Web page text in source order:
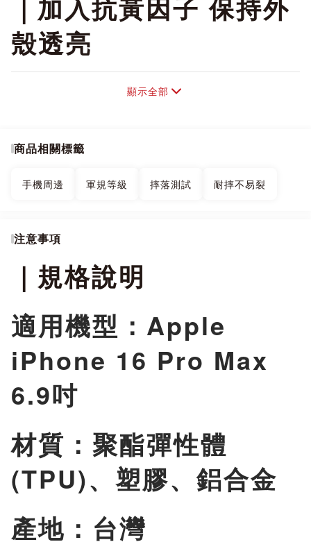
加入抗黃因子 保持外
殼透亮
點我>>>DEVILCASE
惡魔防摔殼 標準版-影
片安裝教學
顯示全部
商品相關標籤
手機周邊 軍規等級 摔落測試 耐摔不易裂
注意事項
｜規格說明
適用機型：Apple
iPhone 16 Pro Max
6.9吋
材質：聚酯彈性體
(TPU)、塑膠、鋁合金
產地：台灣